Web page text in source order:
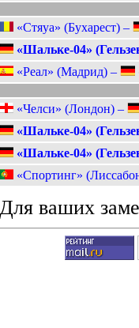
«Стяуа» (Бухарест) –
«Шальке-04»
«Реал» (Мадрид) –
«Челси» (Лондон) –
«Шальке-04»
«Шальке-04»
«Спортинг»
Для ваших